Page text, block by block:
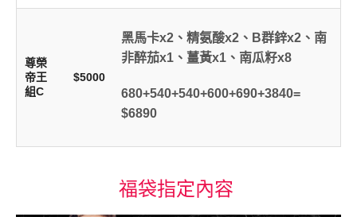
尊榮
帝王
組C
$5000
黑馬卡x2、精氨酸x2、B群鋅x2、南
非醉茄x1、薑黃x1、南瓜籽x8
680+540+540+600+690+3840=
$6890
福袋指定內容